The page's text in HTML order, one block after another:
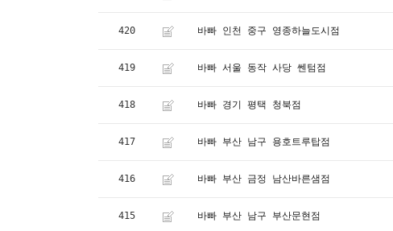
420 바빠 인천 중구 영종하늘도시점
419 바빠 서울 동작 사당 쎈텀점
418 바빠 경기 평택 청북점
417 바빠 부산 남구 용호트루탑점
416 바빠 부산 금정 남산바른샘점
415 바빠 부산 남구 부산문현점